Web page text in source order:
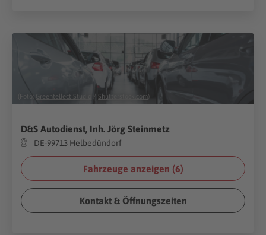
(Foto: Greentellect Studio / Shutterstock.com)
D&S Autodienst, Inh. Jörg Steinmetz
DE-99713 Helbedündorf
Fahrzeuge anzeigen (6)
Kontakt & Öffnungszeiten